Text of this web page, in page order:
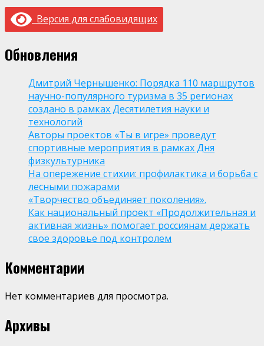
Версия для слабовидящих
Обновления
Дмитрий Чернышенко: Порядка 110 маршрутов
научно-популярного туризма в 35 регионах
создано в рамках Десятилетия науки и
технологий
Авторы проектов «Ты в игре» проведут
спортивные мероприятия в рамках Дня
физкультурника
На опережение стихии: профилактика и борьба с
лесными пожарами
«Творчество объединяет поколения».
Как национальный проект «Продолжительная и
активная жизнь» помогает россиянам держать
свое здоровье под контролем
Комментарии
Нет комментариев для просмотра.
Архивы